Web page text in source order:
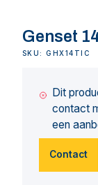
Genset
SKU: GHX14TIC
Dit
contact
een
Contact